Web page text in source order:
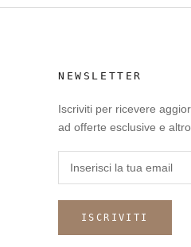
NEWSLETTER
Iscriviti per ricevere
ad offerte esclusive e altro.
ISCRIVITI